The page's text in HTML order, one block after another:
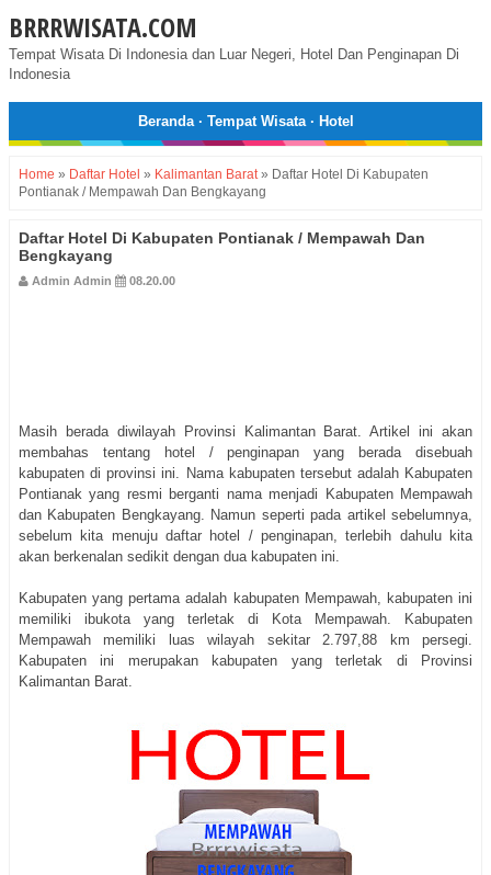
BRRRWISATA.COM
Tempat Wisata Di Indonesia dan Luar Negeri, Hotel Dan Penginapan Di
Indonesia
Beranda· Tempat Wisata· Hotel
Home » Daftar Hotel » Kalimantan Barat» Daftar Hotel Di Kabupaten
Pontianak / Mempawah Dan Bengkayang
Daftar Hotel Di Kabupaten Pontianak / Mempawah Dan
Bengkayang
Admin Admin 08.20.00
Masih berada diwilayah Provinsi Kalimantan Barat. Artikel ini akan
membahas tentang hotel / penginapan yang berada disebuah
kabupaten di provinsi ini. Nama kabupaten tersebut adalah Kabupaten
Pontianak yang resmi berganti nama menjadi Kabupaten Mempawah
dan Kabupaten Bengkayang. Namun seperti pada artikel sebelumnya,
sebelum kita menuju daftar hotel / penginapan, terlebih dahulu kita
akan berkenalan sedikit dengan dua kabupaten ini.
Kabupaten yang pertama adalah kabupaten Mempawah, kabupaten ini
memiliki ibukota yang terletak di Kota Mempawah. Kabupaten
Mempawah memiliki luas wilayah sekitar 2.797,88 km persegi.
Kabupaten ini merupakan kabupaten yang terletak di Provinsi
Kalimantan Barat.